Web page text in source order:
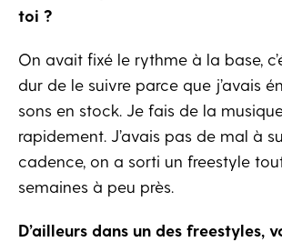
toi ?
On avait fixé le rythme à la base,
dur de le suivre parce que j’avais
sons en stock. Je fais de la
rapidement. J’avais pas de mal à
cadence, on a sorti un freestyle
semaines à peu près.
D’ailleurs dans un des freestyles,